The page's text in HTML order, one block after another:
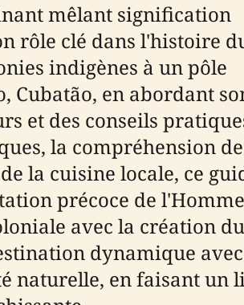
mêlant signification
rôle clé dans l'histoire
indigènes à un pôle
Cubatão, en abordant
et des conseils
la compréhension
la cuisine locale, ce
précoce de
avec la création du
dynamique
naturelle, en faisant un